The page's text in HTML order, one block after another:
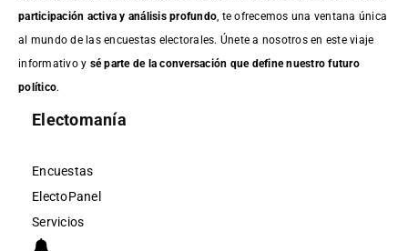
participación activa y análisis profundo , te ofrecemos una ventana única
al mundo de las encuestas electorales. Únete a nosotros en este viaje
informativo y sé parte de la conversación que define nuestro futuro
político.
Electomanía
Encuestas
ElectoPanel
Servicios